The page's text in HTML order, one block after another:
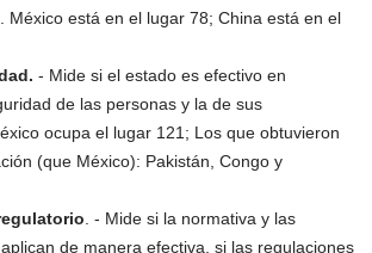
México está en el lugar 78; China está en el
- Mide si el estado es efectivo en
de las personas y la de sus
ocupa el lugar 121; Los que obtuvieron
(que México): Pakistán, Congo y
. - Mide si la normativa y las
de manera efectiva, si las regulaciones